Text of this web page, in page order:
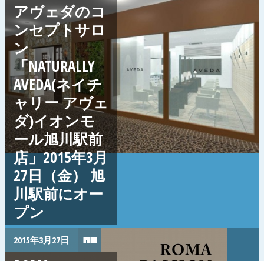
アヴェダのコ
ンセプトサロ
ン
「NATURALLY
AVEDA(ネイチ
ャリー アヴェ
ダ)イオンモ
ール旭川駅前
店」2015年3月
27日（金） 旭
川駅前にオー
プン
2015年3月27日